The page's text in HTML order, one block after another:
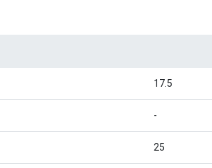
17.5
-
25